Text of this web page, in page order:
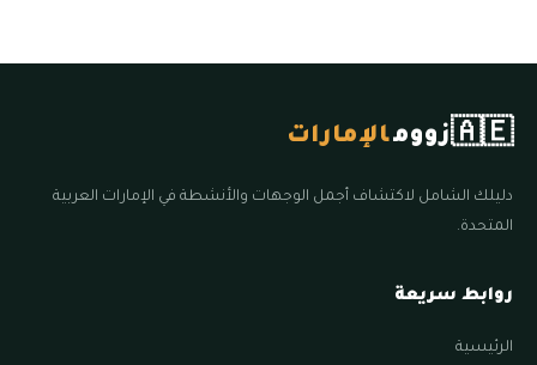
🇦🇪زوومالإمارات
دليلك الشامل لاكتشاف أجمل الوجهات والأنشطة في الإمارات العربية
المتحدة.
روابط سريعة
الرئيسية